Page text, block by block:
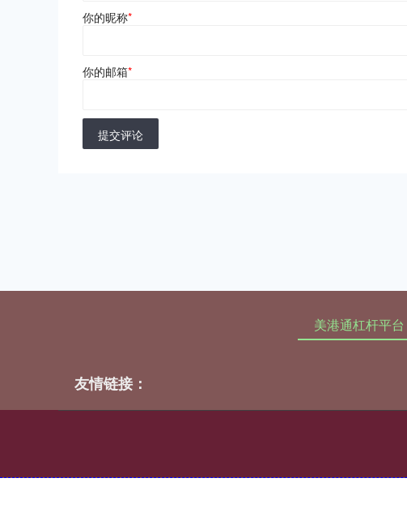
你的昵称*
你的邮箱*
提交评论
美港通杠杆平台
友情链接：